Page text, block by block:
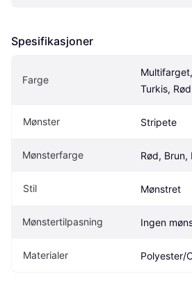
Spesifikasjoner
Farge
Turkis, Rød
Mønster Stripete
Mønsterfarge Rød, Brun,
Stil Mønstret
Mønstertilpasning Ingen
Materialer Polyester/